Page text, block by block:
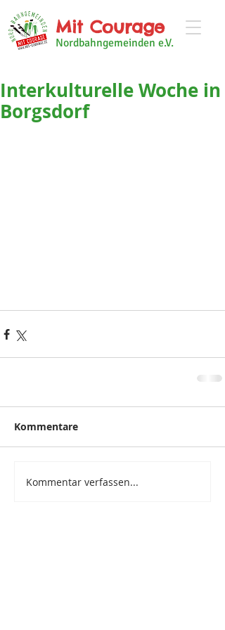
Mit Courage
Nordbahngemeinden e.V.
Interkulturelle Woche in
Borgsdorf
Kommentare
Kommentar verfassen...